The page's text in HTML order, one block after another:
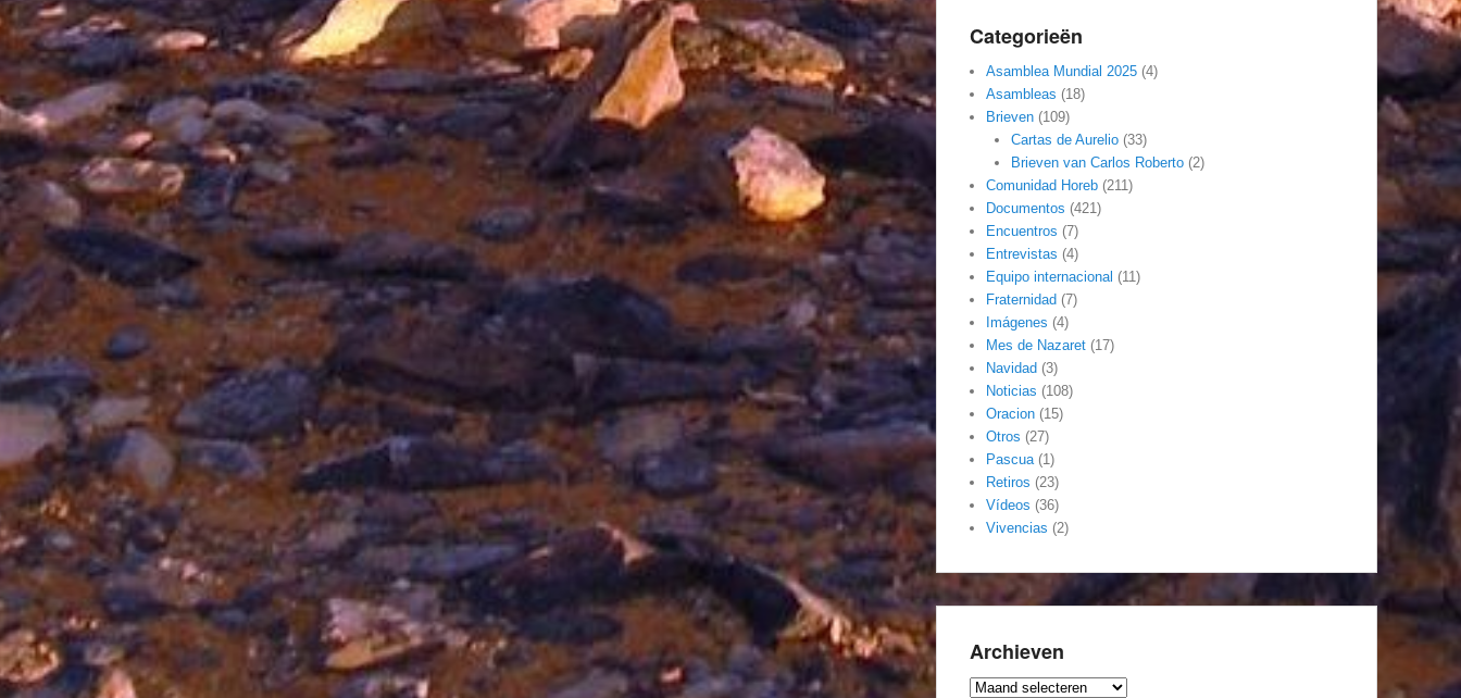
Categorieën
Asamblea Mundial 2025 (4)
Asambleas (18)
Brieven (109)
Cartas de Aurelio(33)
Brieven van Carlos Roberto(2)
Comunidad Horeb (211)
Documentos (421)
Encuentros (7)
Entrevistas (4)
Equipo internacional (11)
Fraternidad (7)
Imágenes (4)
Mes de Nazaret (17)
Navidad (3)
Noticias (108)
Oracion (15)
Otros (27)
Pascua(1)
Retiros (23)
Vídeos (36)
Vivencias (2)
Archieven
Archieven